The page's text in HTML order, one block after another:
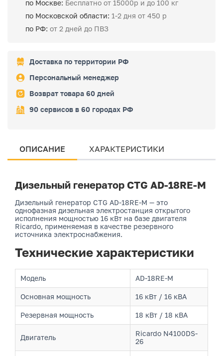
по Москве: Бесплатно от 15000р и до 100 кг
по Московской области: 1-2 дня от 450 р
по РФ: от 2 дней до ПВЗ
Доставка по территории РФ
Персональный менеджер
Возврат товара 60 дней
90 сервисов в 60 городах РФ
ОПИСАНИЕ ХАРАКТЕРИСТИКИ
Дизельный генератор CTG AD-18RE-M
Дизельный генератор CTG AD-18RE-M — это
однофазная дизельная электростанция открытого
исполнения мощностью 16 кВт на базе двигателя
Ricardo, применяемая в качестве резервного
источника электроснабжения.
Технические характеристики
Модель AD-18RE-M
Основная мощность 16 кВт / 16 кВА
Резервная мощность 18 кВт / 18 кВА
Двигатель
Ricardo N4100DS-
26